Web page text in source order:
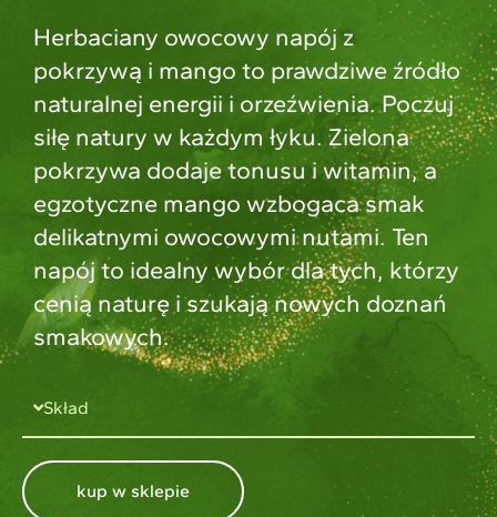
Herbaciany owocowy napój z
pokrzywą i mango to prawdziwe źródło
naturalnej energii i orzeźwienia. Poczuj
siłę natury w każdym łyku. Zielona
pokrzywa dodaje tonusu i witamin, a
egzotyczne mango wzbogaca smak
delikatnymi owocowymi nutami. Ten
napój to idealny wybór dla tych, którzy
cenią naturę i szukają nowych doznań
smakowych.
Skład
kup w sklepie